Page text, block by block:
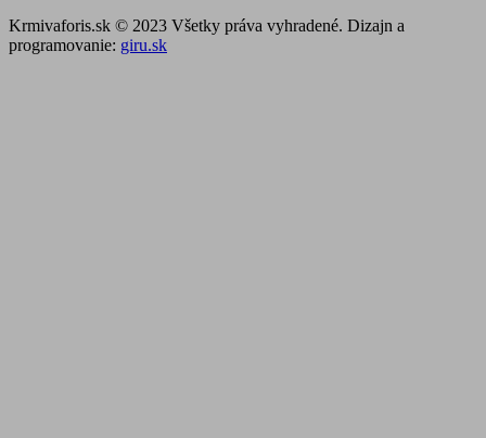
Krmivaforis.sk © 2023 Všetky práva vyhradené. Dizajn a
programovanie: giru.sk